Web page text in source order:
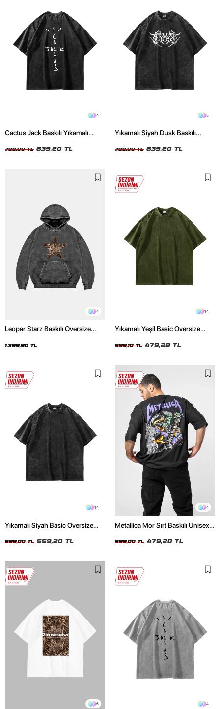
4
Cactus Jack Baskılı Yıkamalı
799,00 TL 639,20 TL
5
Yıkamalı Siyah Dusk Baskılı
799,00 TL 639,20 TL
4
Leopar Starz Baskılı Oversize
Hoodie
1.399,90 TL
14
Yıkamalı Yeşil Basic Oversize
599,10 TL 479,28 TL
14
Yıkamalı Siyah Basic Oversize
699,00 TL 559,20 TL
4
Metallica Mor Sırt Baskılı Unisex
599,00 TL 479,20 TL
6 4